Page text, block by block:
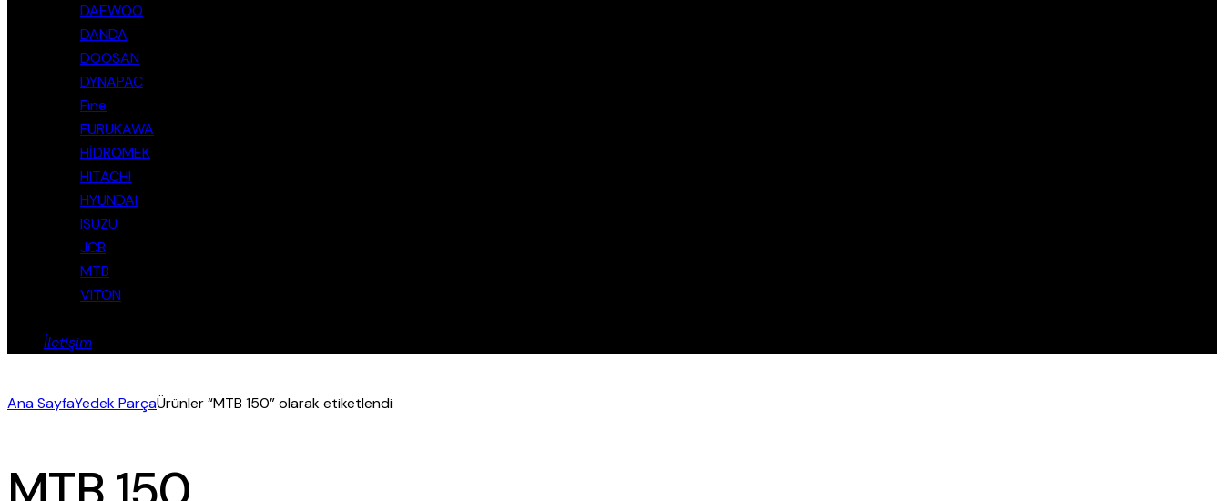
DAEWOO
DANDA
DOOSAN
DYNAPAC
Fine
FURUKAWA
HİDROMEK
HITACHI
HYUNDAI
ISUZU
JCB
MTB
VITON
İletişim
Ana SayfaYedek ParçaÜrünler “MTB 150” olarak etiketlendi